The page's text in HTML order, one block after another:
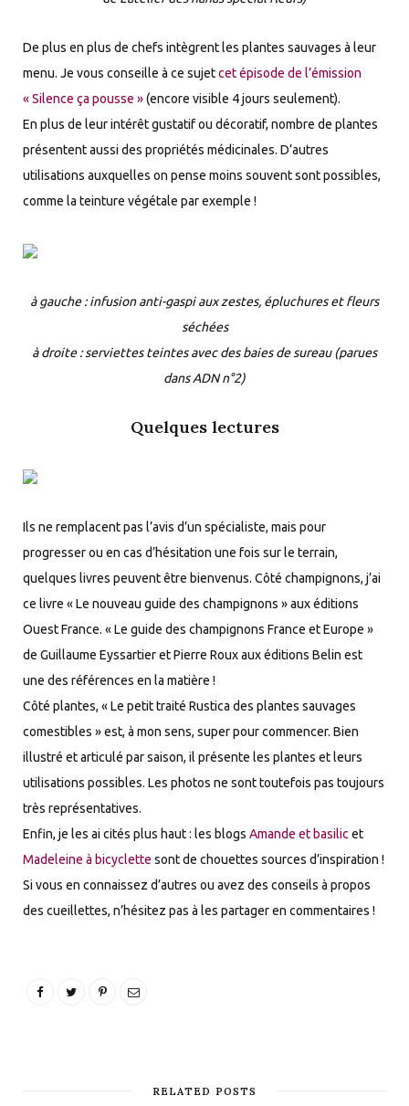
De plus en plus de chefs intègrent les plantes sauvages à leur
menu. Je vous conseille à ce sujetcet épisode de l’émission
« Silence ça pousse »(encore visible 4 jours seulement).
En plus de leur intérêt gustatif ou décoratif, nombre de plantes
présentent aussi des propriétés médicinales. D’autres
utilisations auxquelles on pense moins souvent sont possibles,
comme la teinture végétale par exemple !
à gauche : infusion anti-gaspi aux zestes, épluchures et fleurs
séchées
à droite : serviettes teintes avec des baies de sureau (parues
dans ADN n°2)
Quelques lectures
Ils ne remplacent pas l’avis d’un spécialiste, mais pour
progresser ou en cas d’hésitation une fois sur le terrain,
quelques livres peuvent être bienvenus. Côté champignons, j’ai
ce livre « Le nouveau guide des champignons » aux éditions
Ouest France. « Le guide des champignons France et Europe »
de Guillaume Eyssartier et Pierre Roux aux éditions Belin est
une des références en la matière !
Côté plantes, « Le petit traité Rustica des plantes sauvages
comestibles » est, à mon sens, super pour commencer. Bien
illustré et articulé par saison, il présente les plantes et leurs
utilisations possibles. Les photos ne sont toutefois pas toujours
très représentatives.
Enfin, je les ai cités plus haut : les blogs Amande et basilicet
Madeleine à bicyclette sont de chouettes sources d’inspiration !
Si vous en connaissez d’autres ou avez des conseils à propos
des cueillettes, n’hésitez pas à les partager en commentaires !
RELATED POSTS